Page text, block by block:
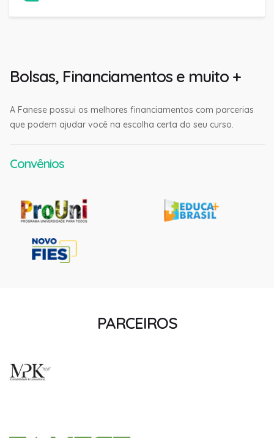
Bolsas, Financiamentos e muito +
A Fanese possui os melhores financiamentos com parcerias
que podem ajudar você na escolha certa do seu curso.
Convênios
PARCEIROS